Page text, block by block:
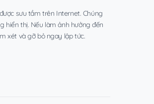
sưu tầm trên Internet. Chúng
hiển thị. Nếu làm ảnh hưởng đến
xét và gỡ bỏ ngay lập tức.